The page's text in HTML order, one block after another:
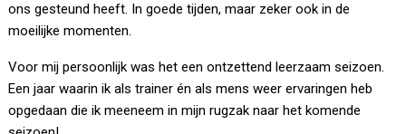
ons gesteund heeft. In goede tijden, maar zeker ook in de
moeilijke momenten.
Voor mij persoonlijk was het een ontzettend leerzaam seizoen.
Een jaar waarin ik als trainer én als mens weer ervaringen heb
opgedaan die ik meeneem in mijn rugzak naar het komende